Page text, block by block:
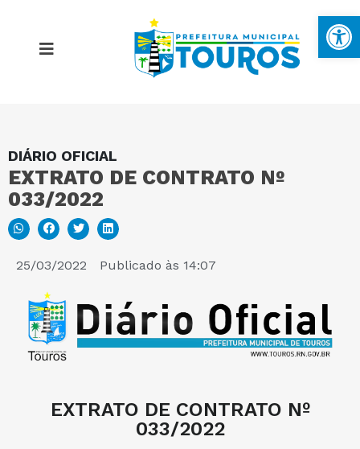
DIÁRIO OFICIAL
EXTRATO DE CONTRATO Nº
033/2022
25/03/2022 Publicado às 14:07
EXTRATO DE CONTRATO Nº
033/2022
MAPA DO SITE
PORTAL DA TRANSPARÊNCIA
E-SIC
PERGUNTAS FREQUENTES